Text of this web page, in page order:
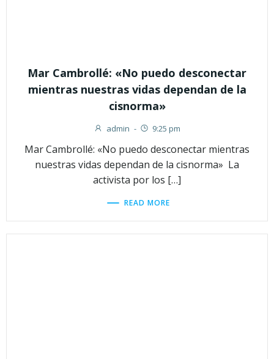
Mar Cambrollé: «No puedo desconectar
mientras nuestras vidas dependan de la
cisnorma»
admin - 9:25 pm
Mar Cambrollé: «No puedo desconectar mientras
nuestras vidas dependan de la cisnorma» La
activista por los […]
READ MORE